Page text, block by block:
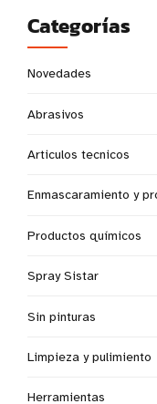
Categorías
Novedades
Abrasivos
Articulos tecnicos
Enmascaramiento y
Productos químicos
Spray Sistar
Sin pinturas
Limpieza y pulimiento
Herramientas